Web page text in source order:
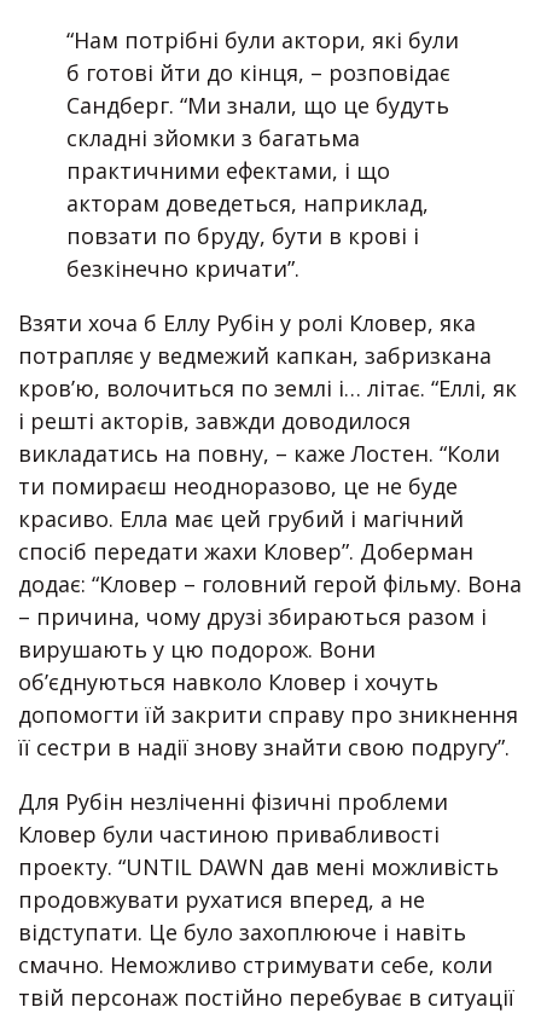
“Нам потрібні були актори, які були
б готові йти до кінця, – розповідає
Сандберг. “Ми знали, що це будуть
складні зйомки з багатьма
практичними ефектами, і що
акторам доведеться, наприклад,
повзати по бруду, бути в крові і
безкінечно кричати”.
Взяти хоча б Еллу Рубін у ролі Кловер, яка
потрапляє у ведмежий капкан, забризкана
кров’ю, волочиться по землі і… літає. “Еллі, як
і решті акторів, завжди доводилося
викладатись на повну, – каже Лостен. “Коли
ти помираєш неодноразово, це не буде
красиво. Елла має цей грубий і магічний
спосіб передати жахи Кловер”. Доберман
додає: “Кловер – головний герой фільму. Вона
– причина, чому друзі збираються разом і
вирушають у цю подорож. Вони
об’єднуються навколо Кловер і хочуть
допомогти їй закрити справу про зникнення
її сестри в надії знову знайти свою подругу”.
Для Рубін незліченні фізичні проблеми
Кловер були частиною привабливості
проекту. “UNTIL DAWN дав мені можливість
продовжувати рухатися вперед, а не
відступати. Це було захоплююче і навіть
смачно. Неможливо стримувати себе, коли
твій персонаж постійно перебуває в ситуації